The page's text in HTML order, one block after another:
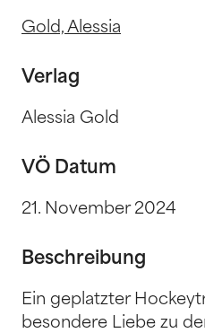
Gold, Alessia
Verlag
Alessia Gold
VÖ Datum
21. November 2024
Beschreibung
Ein geplatzter
besondere Liebe zu